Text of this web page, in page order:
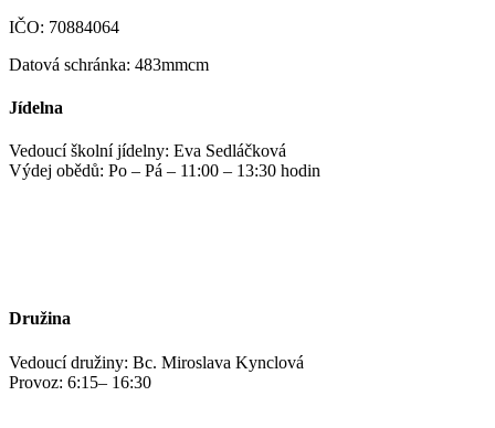
IČO: 70884064
Datová schránka: 483mmcm
Jídelna
Vedoucí školní jídelny: Eva Sedláčková
Výdej obědů: Po – Pá – 11:00 – 13:30 hodin
Družina
Vedoucí družiny: Bc. Miroslava Kynclová
Provoz: 6:15– 16:30